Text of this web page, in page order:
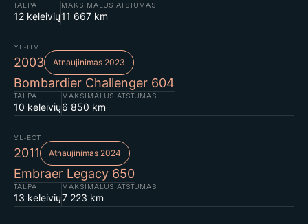
TALPA
12 keleivių
MAKSIMALUS ATSTUMAS
11 667 km
YL-TIM
2003 Atnaujinimas 2023
Bombardier Challenger 604
TALPA
10 keleivių
MAKSIMALUS ATSTUMAS
6 850 km
YL-ECT
2011 Atnaujinimas 2024
Embraer Legacy 650
TALPA
13 keleivių
MAKSIMALUS ATSTUMAS
7 223 km